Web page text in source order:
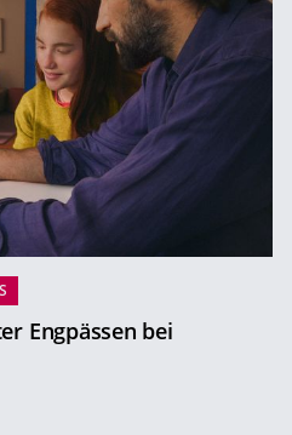
Engpässen bei